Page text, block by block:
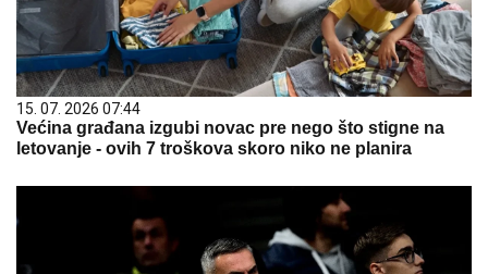
15. 07. 2026 07:44
Većina građana izgubi novac pre nego što stigne na
letovanje - ovih 7 troškova skoro niko ne planira